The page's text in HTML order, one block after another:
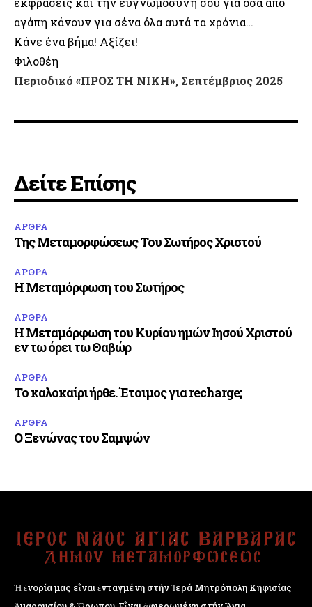
αγάπη κάνουν για σένα όλα αυτά τα χρόνια…
Κάνε ένα βήμα! Αξίζει!
Φιλοθέη
Περιοδικό «ΠΡΟΣ ΤΗ ΝΙΚΗ», Σεπτέμβριος 2025
Δείτε Επίσης
ΑΡΘΡΑ
Της Μεταμορφώσεως Του Σωτήρος Χριστού
ΑΡΘΡΑ
Η Μεταμόρφωση του Σωτήρος
ΑΡΘΡΑ
Η Μεταμόρφωση του Κυρίου ημών Ιησού Χριστού
εν τω όρει τω Θαβώρ
ΑΡΘΡΑ
Το καλοκαίρι ήρθε. Έτοιμος για recharge;
ΑΡΘΡΑ
Ο Ξενώνας του Σαμψών
Ἡ ἐνορία μας εἶναι ἐνταγμένη στήν Ἱερά Μητρόπολη Κηφισίας